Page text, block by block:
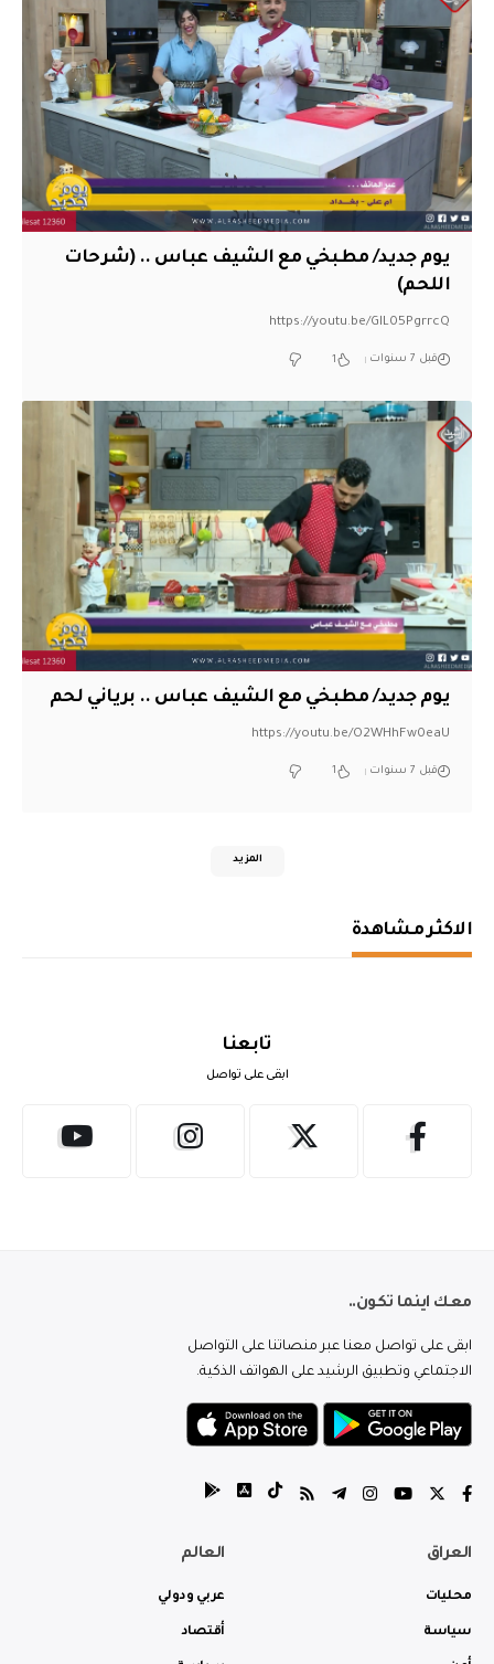
يوم جديد/ مطبخي مع الشيف عباس .. (شرحات
اللحم)
https://youtu.be/GlL05PgrrcQ
قبل 7 سنوات 1
يوم جديد/ مطبخي مع الشيف عباس .. برياني لحم
https://youtu.be/O2WHhFw0eaU
قبل 7 سنوات 1
المزيد
الاكثر مشاهدة
تابعنا
ابقى على تواصل
معك اينما تكون..
ابقى على تواصل معنا عبر منصاتنا على التواصل
الاجتماعي وتطبيق الرشيد على الهواتف الذكية.
العراق
محليات
سياسة
العالم
عربي ودولي
أقتصاد